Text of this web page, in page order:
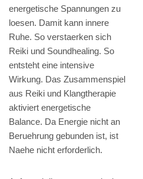
energetische Spannungen zu
loesen. Damit kann innere
Ruhe. So verstaerken sich
Reiki und Soundhealing. So
entsteht eine intensive
Wirkung. Das Zusammenspiel
aus Reiki und Klangtherapie
aktiviert energetische
Balance. Da Energie nicht an
Beruehrung gebunden ist, ist
Naehe nicht erforderlich.